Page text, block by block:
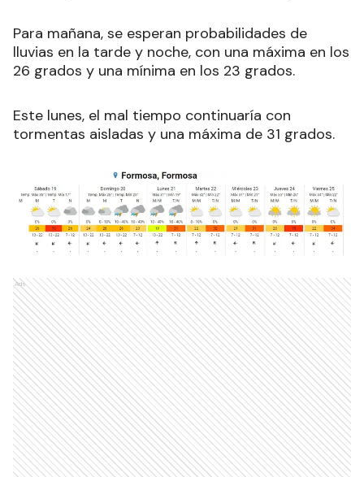
Para mañana, se esperan probabilidades de
lluvias en la tarde y noche, con una máxima en los
26 grados y una mínima en los 23 grados.
Este lunes, el mal tiempo continuaría con
tormentas aisladas y una máxima de 31 grados.
Ads